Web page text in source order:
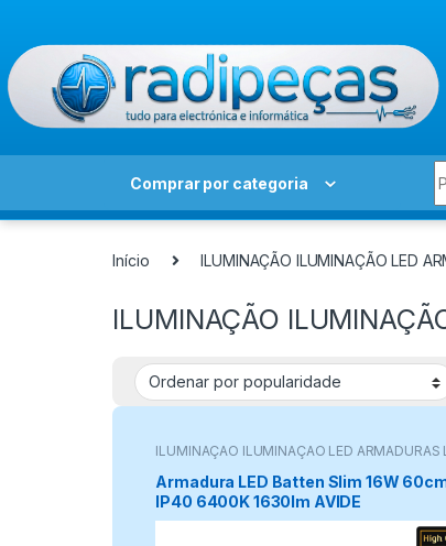
Comprar por categoria
Início ILUMINAÇÃO ILUMINAÇÃO LED
ILUMINAÇÃO
ILUMINAÇÃO ILUMINAÇÃO LED ARMADURAS
Armadura LED Batten Slim 16W
IP40 6400K 1630lm AVIDE